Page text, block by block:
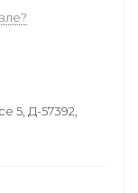
5, Д-57392,